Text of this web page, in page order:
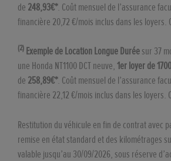
de 248,93€*. Coût mensuel de l’assurance
financière 20,72 €/mois inclus dans les loyers.
(2) Exemple de Location Longue Duréesur 37
une Honda NT1100 DCT neuve,1er loyer de
de 258,89€*. Coût mensuel de l’assurance
financière 22,12 €/mois inclus dans les loyers.
Restitution du véhicule en fin de contrat avec
remise en état standard et des kilométrages
valable jusqu’au 30/09/2026, sous réserve